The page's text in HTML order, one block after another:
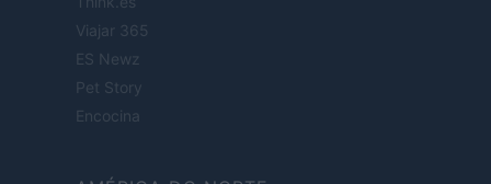
Viajar 365
ES Newz
Pet Story
Encocina